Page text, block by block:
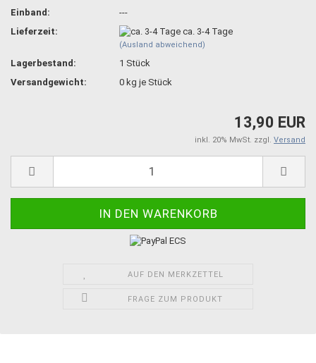
Einband:
---
Lieferzeit:
ca. 3-4 Tage
(Ausland abweichend)
Lagerbestand: 1 Stück
Versandgewicht:
0 kg je Stück
13,90 EUR
inkl. 20% MwSt. zzgl. Versand
AUF DEN MERKZETTEL
FRAGE ZUM PRODUKT